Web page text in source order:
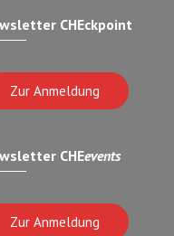
CHEckpoint
Zur Anmeldung
CHEevents
Zur Anmeldung